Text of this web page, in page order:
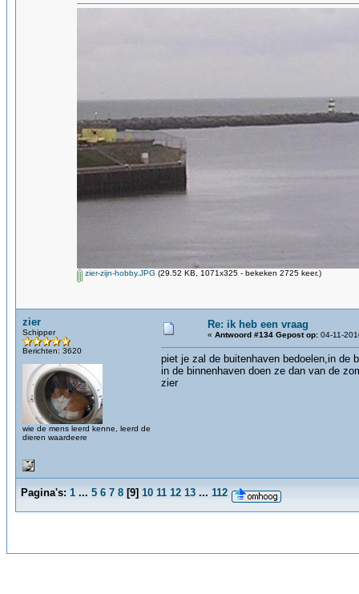
zier-zijn-hobby.JPG (29.52 KB, 1071x325 - bekeken 2725 keer.)
zier
Schipper
Berichten: 3620
wie de mens leerd kenne, leerd de
dieren waardeere
Re: ik heb een vraag
« Antwoord #134 Gepost op: 04-11-
piet je zal de buitenhaven bedoelen,in de
in de binnenhaven doen ze dan van de
zier
Pagina's: 1 ... 5 6 7 8 [9] 10 11 12 13 ... 112